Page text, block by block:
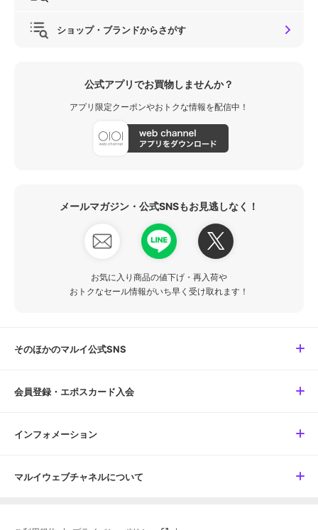
ショップ・ブランドからさがす
公式アプリでお買物しませんか？
アプリ限定クーポンやおトクな情報を配信中！
メールマガジン・公式SNSもお見逃しなく！
お気に入り商品の値下げ・再入荷や
おトクなセール情報がいち早く受け取れます！
そのほかのマルイ公式SNS
会員登録・エポスカード入会
インフォメーション
マルイウェブチャネルについて